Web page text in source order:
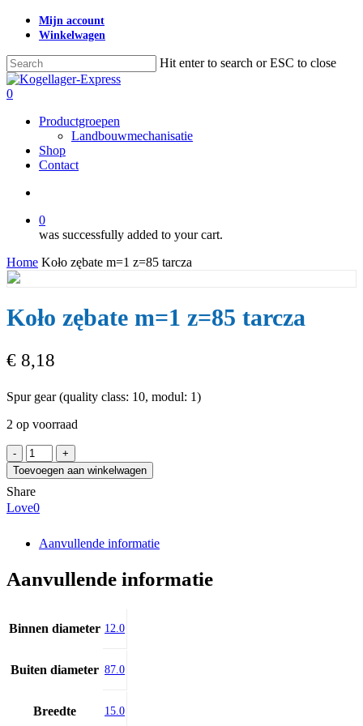
Skip
content
Mijn account
Winkelwagen
Hit enter to search or ESC to close
Close
Search
search
0
Productgroepen
Landbouwmechanisatie
Shop
Contact
0
was successfully added to your cart.
Home Koło zębate m=1 z=85 tarcza
Koło zębate m=1 z=85 tarcza
€ 8,18
Spur gear (quality class: 10, modul: 1)
2 op voorraad
Koło
zębate
m=1
z=85
tarcza
Toevoegen aan winkelwagen
Share
Love0
Aanvullende informatie
Aanvullende informatie
Binnen diameter 12.0
Buiten diameter 87.0
Breedte 15.0